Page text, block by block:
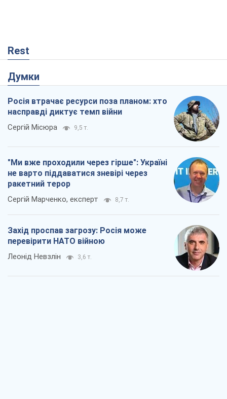
Rest
Думки
Росія втрачає ресурси поза планом: хто
насправді диктує темп війни
Сергій Місюра 9,5 т.
"Ми вже проходили через гірше": Україні
не варто піддаватися зневірі через
ракетний терор
Сергій Марченко, експерт 8,7 т.
Захід проспав загрозу: Росія може
перевірити НАТО війною
Леонід Невзлін 3,6 т.